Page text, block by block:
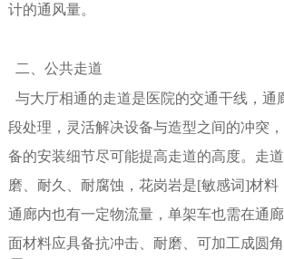
计的通风量。
二、公共走道
与大厅相通的走道是医院的交通干线，通
段处理，灵活解决设备与造型之间的冲突
备的安装细节尽可能提高走道的高度。走
磨、耐久、耐腐蚀，花岗岩是[敏感词]材料
通廊内也有一定物流量，单架车也需在通
面材料应具备抗冲击、耐磨、可加工成圆角